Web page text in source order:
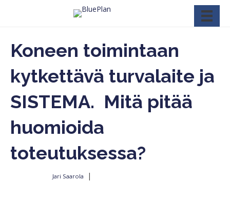
Koneen toimintaan
kytkettävä turvalaite ja
SISTEMA. Mitä pitää
huomioida
toteutuksessa?
Jari Saarola |